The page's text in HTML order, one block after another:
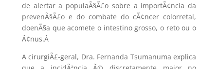
de alertar a populaÃ§Ã£o sobre a importÃ¢ncia da
prevenÃ§Ã£o e do combate do cÃ¢ncer colorretal,
doenÃ§a que acomete o intestino grosso, o reto ou o
Ã¢nus.Â
A cirurgiÃ£-geral, Dra. Fernanda Tsumanuma explica